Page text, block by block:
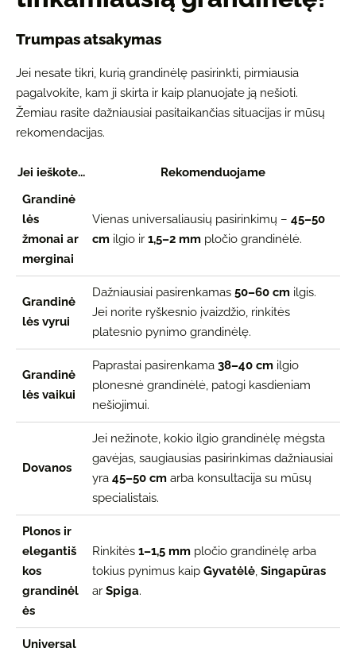
Trumpas atsakymas
Jei nesate tikri, kurią grandinėlę pasirinkti, pirmiausia
pagalvokite, kam ji skirta ir kaip planuojate ją nešioti.
Žemiau rasite dažniausiai pasitaikančias situacijas ir mūsų
rekomendacijas.
Jei ieškote...
Rekomenduojame
Grandinė
lės
žmonai ar
merginai
Vienas universaliausių pasirinkimų –45–50
cm ilgio ir1,5–2 mm pločio grandinėlė.
Grandinė
lės vyrui
Dažniausiai pasirenkamas50–60 cm ilgis.
Jei norite ryškesnio įvaizdžio, rinkitės
platesnio pynimo grandinėlę.
Grandinė
lės vaikui
Paprastai pasirenkama38–40 cm ilgio
plonesnė grandinėlė, patogi kasdieniam
nešiojimui.
Dovanos
Jei nežinote, kokio ilgio grandinėlę mėgsta
gavėjas, saugiausias pasirinkimas dažniausiai
yra45–50 cm arba konsultacija su mūsų
specialistais.
Plonos ir
elegantiš
kos
grandinėl
ės
Rinkitės1–1,5 mm pločio grandinėlę arba
tokius pynimus kaipGyvatėlė,Singapūras
arSpiga.
Universal